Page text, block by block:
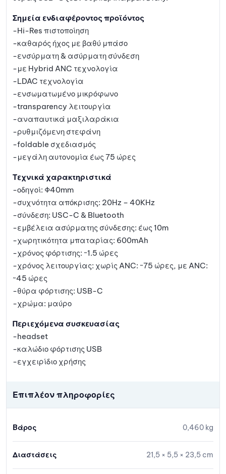
Σημεία ενδιαφέροντος προϊόντος
-Hi-Res πιστοποίηση
-καθαρός ήχος με βαθύ μπάσο
-ενσύρματη & ασύρματη σύνδεση
-με Hybrid ANC τεχνολογία
-LDAC τεχνολογία
-ενσωματωμένο μικρόφωνο
-transparency λειτουργία
-αναπαυτικά μαξιλαράκια
-ρυθμιζόμενη στεφάνη
-foldable σχεδιασμός
-μεγάλη αυτονομία έως 75 ώρες
Τεχνικά χαρακτηριστικά
-οδηγοί: Φ40mm
-συχνότητα απόκρισης: 20Hz – 40KHz
-σύνδεση: USC-C & Bluetooth
-εμβέλεια ασύρματης σύνδεσης: έως 10m
-χωρητικότητα μπαταρίας: 600mAh
-χρόνος φόρτισης: ~1.5 ώρες
-χρόνος λειτουργίας: χωρίς ANC: ~75 ώρες, με ANC:
~45 ώρες
-θύρα φόρτισης: USB-C
-χρώμα: μαύρο
Περιεχόμενα συσκευασίας
-headset
-καλώδιο φόρτισης USB
-εγχειρίδιο χρήσης
Επιπλέον πληροφορίες
Βάρος 0,460 kg
Διαστάσεις 21,5 × 5,5 × 23,5 cm